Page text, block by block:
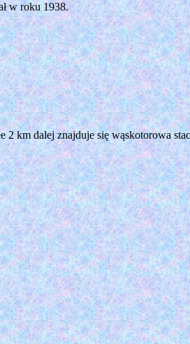
w roku 1938.
km dalej znajduje się wąskotorowa